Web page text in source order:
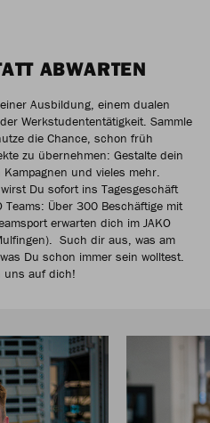
ABWARTEN
Ausbildung, einem dualen
Werkstudententätigkeit. Sammle
die Chance, schon früh
zu übernehmen: Gestalte dein
und vieles mehr.
Du sofort ins Tagesgeschäft
Teams: Über 300 Beschäftige mit
erwarten dich im JAKO
Such dir aus, was am
Du schon immer sein wolltest.
uns auf dich!